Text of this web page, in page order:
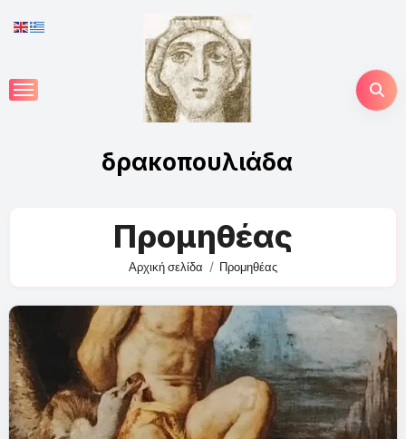
to
δρακοπουλιάδα
Προμηθέας
Αρχική σελίδα Προμηθέας